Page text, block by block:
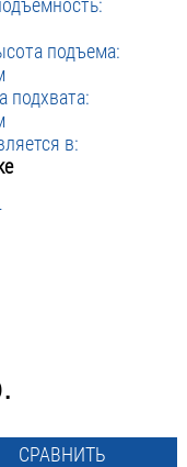
подъема:
подхвата:
в:
СРАВНИТЬ